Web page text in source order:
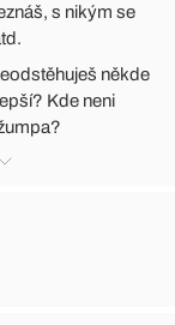
s nikým se
někde
Kde neni